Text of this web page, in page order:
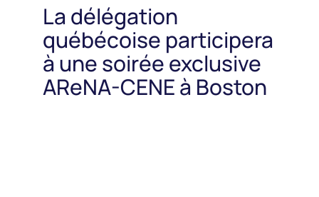
La délégation
québécoise participera
à une soirée exclusive
AReNA-CENE à Boston